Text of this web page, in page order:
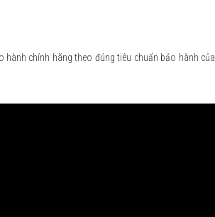
chính hãng theo đúng tiêu chuẩn bảo hành của